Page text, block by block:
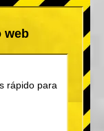
web
rápido para